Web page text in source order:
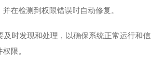
在检测到权限错误时自动修复。
时发现和处理，以确保系统正常运行和
限。